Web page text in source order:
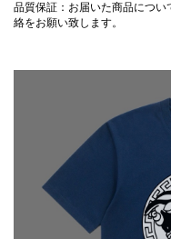
品質保証：お届いた商品につ
絡をお願い致します。